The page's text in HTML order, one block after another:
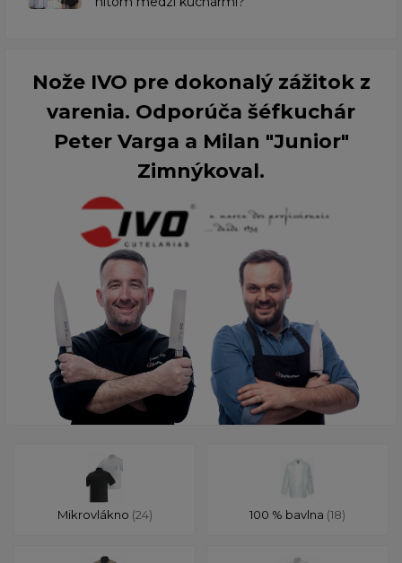
Nože IVO pre dokonalý zážitok z
varenia. Odporúča šéfkuchár
Peter Varga a Milan "Junior"
Zimnýkoval.
Mikrovlákno (24) 100 % bavlna (18)